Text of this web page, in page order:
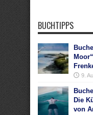
BUCHTIPPS
9.
Die
von